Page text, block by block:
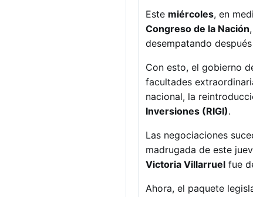
Este miércoles, en
Congreso de la Nación
desempatando
Con esto, el gobierno
facultades
nacional, la
Inversiones (RIGI).
Las negociaciones
madrugada de este
Victoria Villarruel fue
Ahora, el paquete